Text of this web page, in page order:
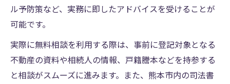
ル予防策など、実務に即したアドバイスを受けることが
可能です。
実際に無料相談を利用する際は、事前に登記対象となる
不動産の資料や相続人の情報、戸籍謄本などを持参する
と相談がスムーズに進みます。また、熊本市内の司法書